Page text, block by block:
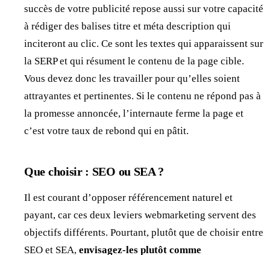
succès de votre publicité repose aussi sur votre capacité
à rédiger des balises titre et méta description qui
inciteront au clic. Ce sont les textes qui apparaissent sur
la SERP et qui résument le contenu de la page cible.
Vous devez donc les travailler pour qu’elles soient
attrayantes et pertinentes. Si le contenu ne répond pas à
la promesse annoncée, l’internaute ferme la page et
c’est votre taux de rebond qui en pâtit.
Que choisir : SEO ou SEA ?
Il est courant d’opposer référencement naturel et
payant, car ces deux leviers webmarketing servent des
objectifs différents. Pourtant, plutôt que de choisir entre
SEO et SEA, envisagez-les plutôt comme